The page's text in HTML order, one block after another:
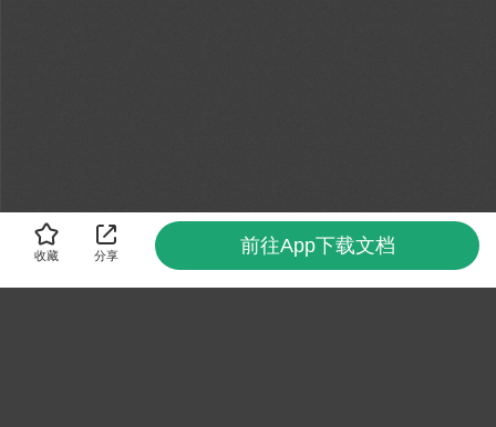
收藏 分享 前往App下载文档